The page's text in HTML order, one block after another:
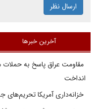
ارسال نظر
آخرین خبرها
مقاومت عراق پاسخ به حملات
انداخت
خزانه‌داری آمریکا تحریم‌های